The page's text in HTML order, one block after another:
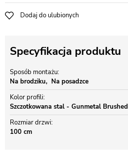
Dodaj do ulubionych
Specyfikacja produktu
Sposób montażu
Na brodziku
Na posadzce
Kolor profili
Szczotkowana stal - Gunmetal Brushed
Rozmiar drzwi
100 cm